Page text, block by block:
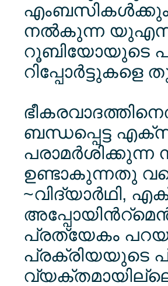
എംബസികള്‍ക്കും
നല്‍കുന്ന യുഎസ്
റൂബിയോയുടെ
ബന്ധപ്പെട്ട
പരാമര്‍ശിക്കുന്ന
ഉണ്ടാകുന്നതു
~വിദ്യാര്‍ഥി,
പ്രത്യേകം
പ്രക്രിയയുടെ